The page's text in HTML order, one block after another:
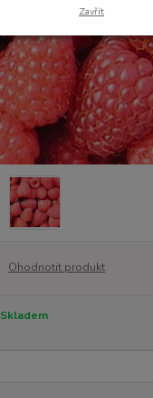
Ohodnotit produkt
Skladem
Zavřít